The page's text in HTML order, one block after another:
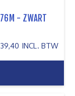
- ZWART
INCL. BTW